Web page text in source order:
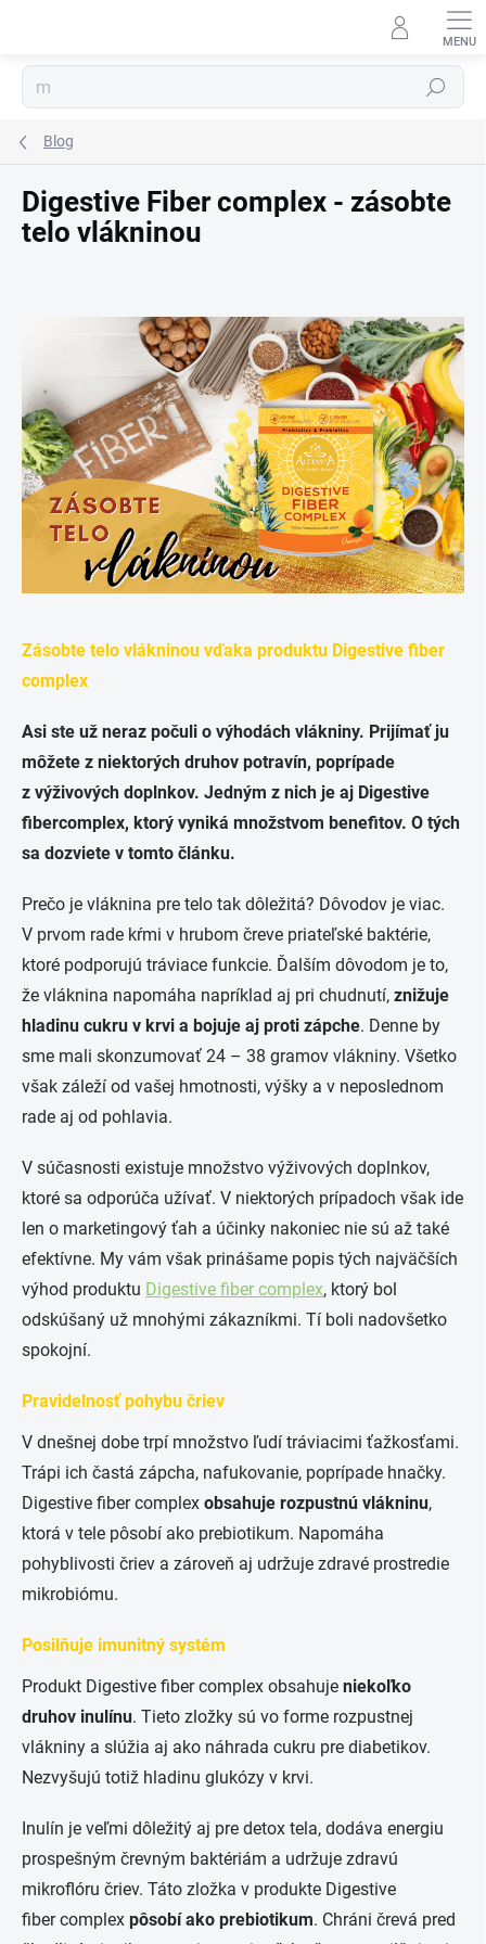
Hľadať
Blog
Digestive Fiber complex - zásobte
telo vlákninou
Zásobte telo vlákninou vďaka produktu Digestive fiber
complex
Asi ste už neraz počuli o výhodách vlákniny. Prijímať ju
môžete z niektorých druhov potravín, poprípade
z výživových doplnkov. Jedným z nich je aj Digestive
fibercomplex, ktorý vyniká množstvom benefitov. O tých
sa dozviete v tomto článku.
Prečo je vláknina pre telo tak dôležitá? Dôvodov je viac.
V prvom rade kŕmi v hrubom čreve priateľské baktérie,
ktoré podporujú tráviace funkcie. Ďalším dôvodom je to,
že vláknina napomáha napríklad aj pri chudnutí, znižuje
hladinu cukru v krvi a bojuje aj proti zápche. Denne by
sme mali skonzumovať 24 – 38 gramov vlákniny. Všetko
však záleží od vašej hmotnosti, výšky a v neposlednom
rade aj od pohlavia.
V súčasnosti existuje množstvo výživových doplnkov,
ktoré sa odporúča užívať. V niektorých prípadoch však ide
len o marketingový ťah a účinky nakoniec nie sú až také
efektívne. My vám však prinášame popis tých najväčších
výhod produktu Digestive fiber complex, ktorý bol
odskúšaný už mnohými zákazníkmi. Tí boli nadovšetko
spokojní.
Pravidelnosť pohybu čriev
V dnešnej dobe trpí množstvo ľudí tráviacimi ťažkosťami.
Trápi ich častá zápcha, nafukovanie, poprípade hnačky.
Digestive fiber complex obsahuje rozpustnú vlákninu,
ktorá v tele pôsobí ako prebiotikum. Napomáha
pohyblivosti čriev a zároveň aj udržuje zdravé prostredie
mikrobiómu.
Posilňuje imunitný systém
Produkt Digestive fiber complex obsahuje niekoľko
druhov inulínu. Tieto zložky sú vo forme rozpustnej
vlákniny a slúžia aj ako náhrada cukru pre diabetikov.
Nezvyšujú totiž hladinu glukózy v krvi.
Inulín je veľmi dôležitý aj pre detox tela, dodáva energiu
prospešným črevným baktériám a udržuje zdravú
mikroflóru čriev. Táto zložka v produkte Digestive
fiber complex pôsobí ako prebiotikum. Chráni črevá pred